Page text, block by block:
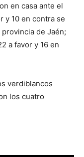
en casa ante el
y 10 en contra se
de Jaén;
a favor y 16 en
verdiblancos
los cuatro